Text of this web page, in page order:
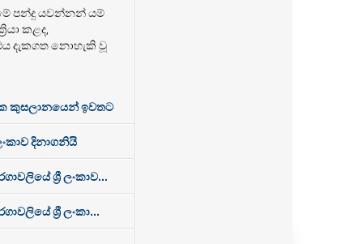
පන්දු යවන්නන් යම්
කළද,
දැකගත නොහැකි වූ
කුසලානයෙන් ඉවතට
දිනාගනියි
ශ්‍රී ලංකාව...
ශ්‍රී ලංකා...